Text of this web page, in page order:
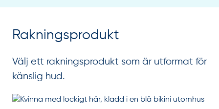
Rakningsprodukt
Välj ett rakningsprodukt som är utformat för
känslig hud.